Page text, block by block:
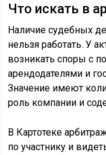
Что искать в
Наличие судебных
нельзя работать. У
возникать споры с
арендодателями и
Значение имеют
роль компании и
В Картотеке
по участнику и